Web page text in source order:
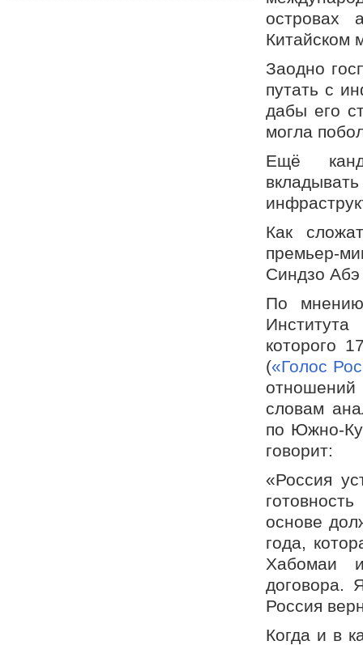
островах
Китайском
Заодно
путать с
дабы его
могла
Ещё
Как
премьер-
Синдзо
По мнению
которого
(«Голос
словам
по Южно-
говорит:
«Россия
основе
года,
Хабомаи
договора.
Россия
Когда и в